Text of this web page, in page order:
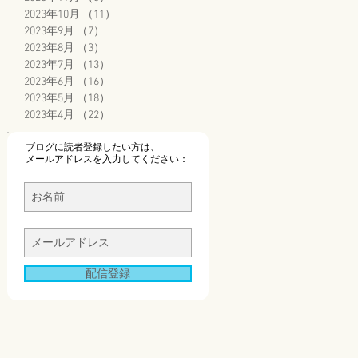
2023年10月
（11）
2023年9月
（7）
2023年8月
（3）
2023年7月
（13）
2023年6月
（16）
2023年5月
（18）
2023年4月
（22）
ブログに読者登録したい方は、
メールアドレスを入力してください：
配信登録